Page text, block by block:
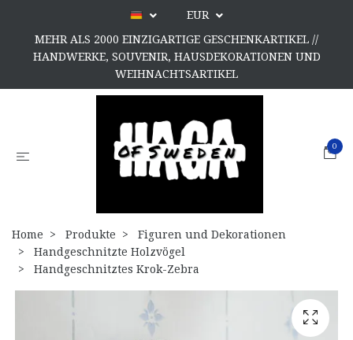
EUR
MEHR ALS 2000 EINZIGARTIGE GESCHENKARTIKEL //
HANDWERKE, SOUVENIR, HAUSDEKORATIONEN UND
WEIHNACHTSARTIKEL
0
Home Produkte
Figuren und Dekorationen
Handgeschnitzte Holzvögel
Handgeschnitztes Krok-Zebra